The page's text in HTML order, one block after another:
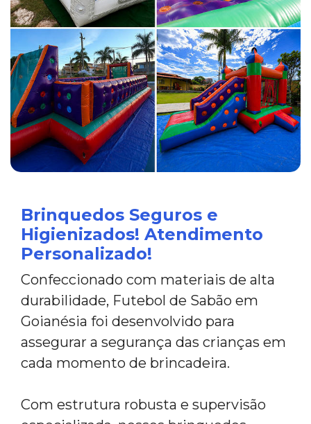
Brinquedos Seguros e
Higienizados! Atendimento
Personalizado!
Confeccionado com materiais de alta
durabilidade, Futebol de Sabão em
Goianésia foi desenvolvido para
assegurar a segurança das crianças em
cada momento de brincadeira.
Com estrutura robusta e supervisão